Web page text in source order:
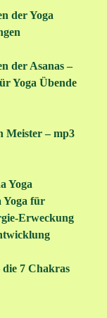
der Yoga
der Asanas –
Yoga Übende
Meister – mp3
Yoga
Yoga für
Erweckung
7 Chakras